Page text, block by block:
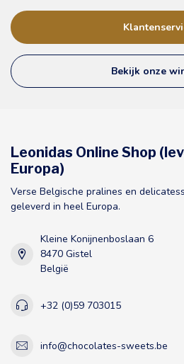
Bekijk onze
Leonidas Online Shop
Europa)
Verse Belgische pralines en
geleverd in heel Europa.
Kleine Konijnenboslaan 6
8470 Gistel
België
+32 (0)59 703015
info@chocolates-sweets.be